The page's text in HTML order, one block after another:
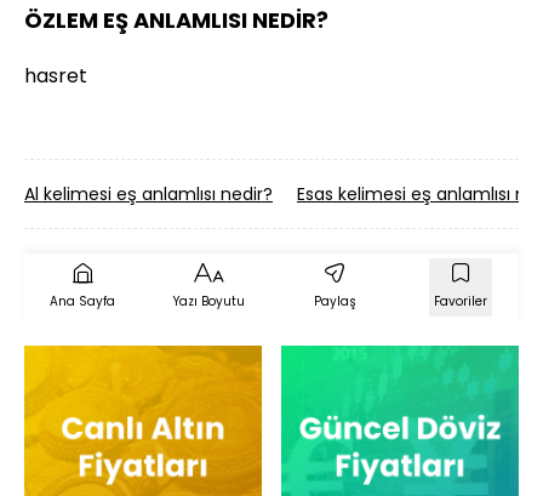
ÖZLEM EŞ ANLAMLISI NEDİR?
hasret
Al kelimesi eş anlamlısı nedir? Esas kelimesi eş anlamlısı
Ana Sayfa Yazı Boyutu Paylaş Favoriler